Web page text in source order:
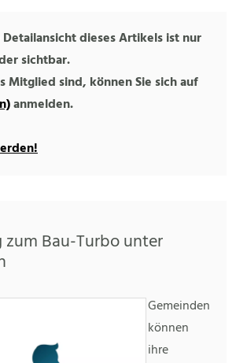
dieses Artikels ist nur
sichtbar.
Mitglied sind, können Sie sich auf
anmelden.
Bau-Turbo unter
Gemeinden
können
ihre